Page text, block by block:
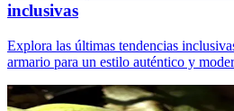
inclusivas
Explora las últimas tendencias
armario para un estilo auténtico y